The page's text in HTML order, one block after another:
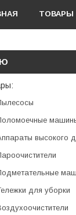
ТОВАРЫ
высокого
для уборки